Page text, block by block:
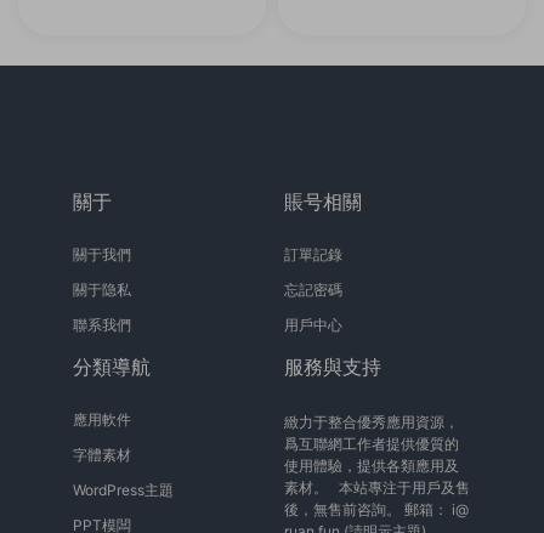
關于
關于我們
關于隐私
聯系我們
賬号相關
訂單記錄
忘記密碼
用戶中心
分類導航
應用軟件
字體素材
WordPress主題
PPT模闆
服務與支持
緻力于整合優秀應用資源，
爲互聯網工作者提供優質的
使用體驗，提供各類應用及
素材。 本站專注于用戶及售
後，無售前咨詢。 郵箱： i@